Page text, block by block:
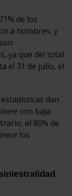
de los
a hombres, y
ya que del total
el 31 de julio, el
dan
con baja
el 80% de
los